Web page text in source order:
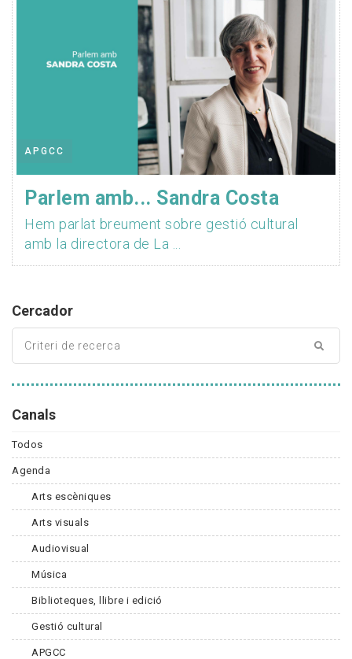
APGCC
Parlem amb... Sandra Costa
Hem parlat breument sobre gestió cultural
amb la directora de La ...
Cercador
Canals
Todos
Agenda
Arts escèniques
Arts visuals
Audiovisual
Música
Biblioteques, llibre i edició
Gestió cultural
APGCC